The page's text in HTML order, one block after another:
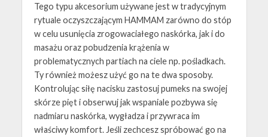
Tego typu akcesorium używane jest w tradycyjnym
rytuale oczyszczającym HAMMAM zarówno do stóp
w celu usunięcia zrogowaciałego naskórka, jak i do
masażu oraz pobudzenia krążenia w
problematycznych partiach na ciele np. pośladkach.
Ty również możesz użyć go na te dwa sposoby.
Kontrolując siłę nacisku zastosuj pumeks na swojej
skórze pięt i obserwuj jak wspaniale pozbywa się
nadmiaru naskórka, wygładza i przywraca im
właściwy komfort. Jeśli zechcesz spróbować go na